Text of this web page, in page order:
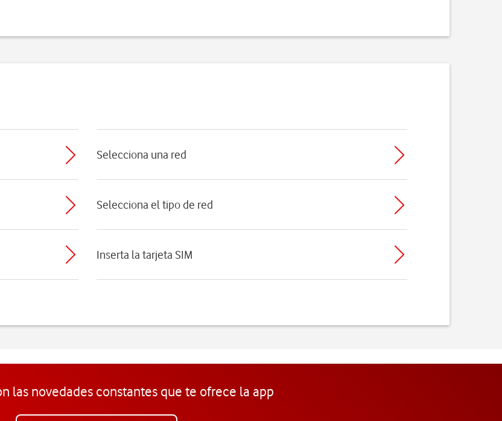
Selecciona una red
Selecciona el tipo de red
Inserta la tarjeta SIM
las novedades constantes que te ofrece la app